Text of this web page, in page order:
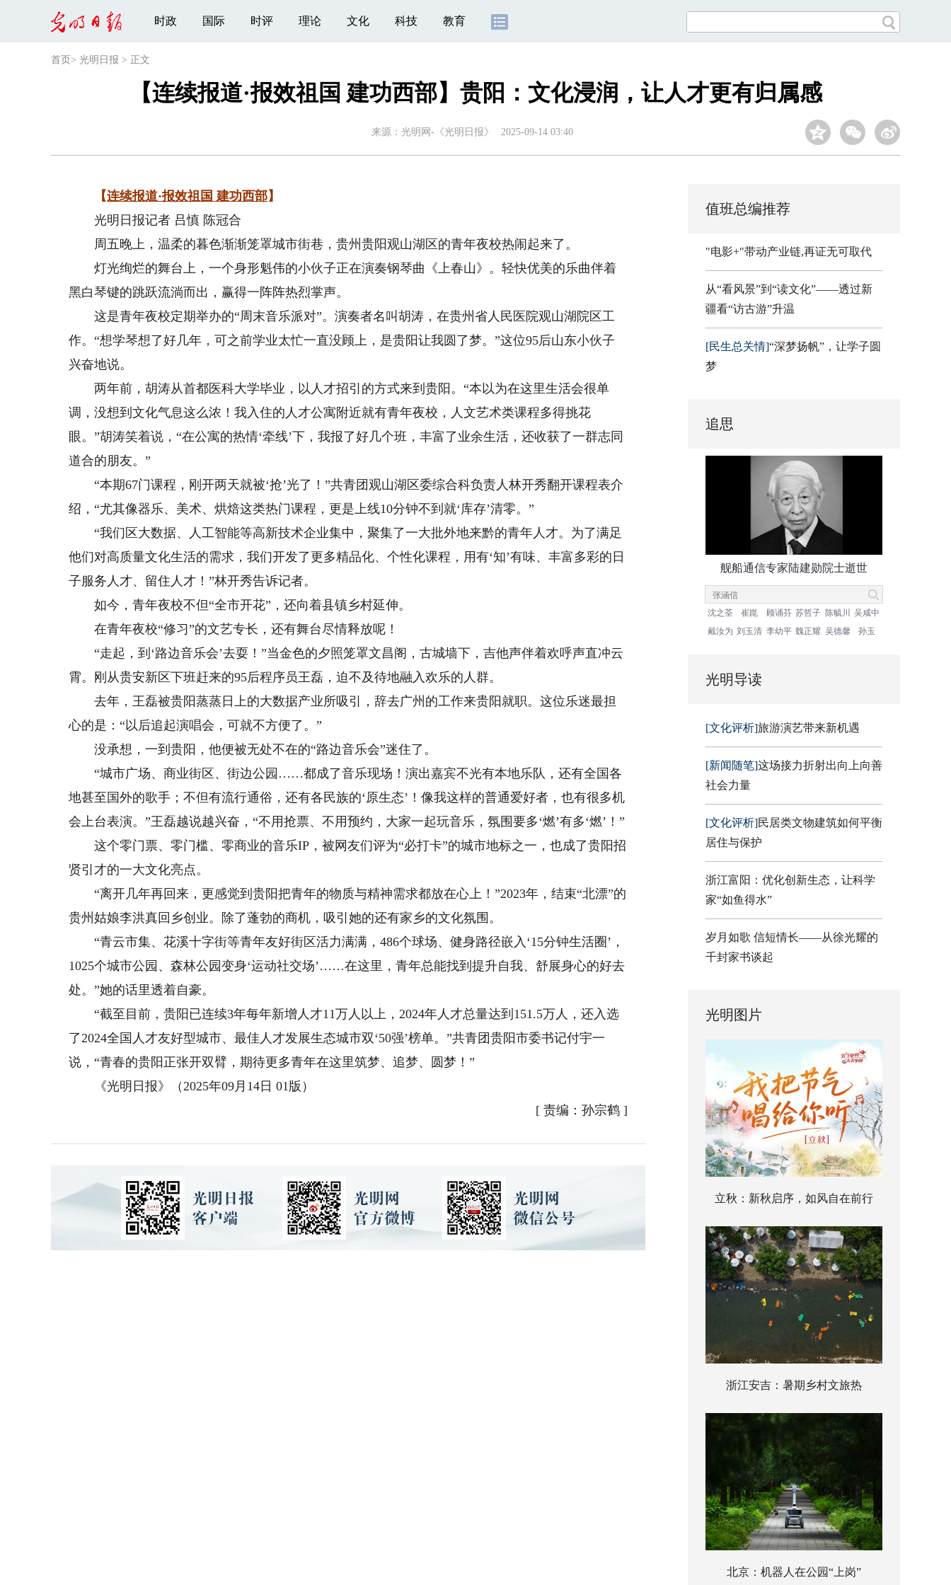
时政 国际 时评 理论 文化 科技 教育
首页 > 光明日报 > 正文
【连续报道·报效祖国 建功西部】贵阳：文化浸润，让人才更有归属感
来源： 光明网-《光明日报》 2025-09-14 03:40
【连续报道·报效祖国 建功西部】
光明日报记者 吕慎 陈冠合
周五晚上，温柔的暮色渐渐笼罩城市街巷，贵州贵阳观山湖区的青年夜校热闹起来了。
灯光绚烂的舞台上，一个身形魁伟的小伙子正在演奏钢琴曲《上春山》。轻快优美的乐曲伴着
黑白琴键的跳跃流淌而出，赢得一阵阵热烈掌声。
这是青年夜校定期举办的“周末音乐派对”。演奏者名叫胡涛，在贵州省人民医院观山湖院区工
作。“想学琴想了好几年，可之前学业太忙一直没顾上，是贵阳让我圆了梦。”这位95后山东小伙子
兴奋地说。
两年前，胡涛从首都医科大学毕业，以人才招引的方式来到贵阳。“本以为在这里生活会很单
调，没想到文化气息这么浓！我入住的人才公寓附近就有青年夜校，人文艺术类课程多得挑花
眼。”胡涛笑着说，“在公寓的热情‘牵线’下，我报了好几个班，丰富了业余生活，还收获了一群志同
道合的朋友。”
“本期67门课程，刚开两天就被‘抢’光了！”共青团观山湖区委综合科负责人林开秀翻开课程表介
绍，“尤其像器乐、美术、烘焙这类热门课程，更是上线10分钟不到就‘库存’清零。”
“我们区大数据、人工智能等高新技术企业集中，聚集了一大批外地来黔的青年人才。为了满足
他们对高质量文化生活的需求，我们开发了更多精品化、个性化课程，用有‘知’有味、丰富多彩的日
子服务人才、留住人才！”林开秀告诉记者。
如今，青年夜校不但“全市开花”，还向着县镇乡村延伸。
在青年夜校“修习”的文艺专长，还有舞台尽情释放呢！
“走起，到‘路边音乐会’去耍！”当金色的夕照笼罩文昌阁，古城墙下，吉他声伴着欢呼声直冲云
霄。刚从贵安新区下班赶来的95后程序员王磊，迫不及待地融入欢乐的人群。
去年，王磊被贵阳蒸蒸日上的大数据产业所吸引，辞去广州的工作来贵阳就职。这位乐迷最担
心的是：“以后追起演唱会，可就不方便了。”
没承想，一到贵阳，他便被无处不在的“路边音乐会”迷住了。
“城市广场、商业街区、街边公园……都成了音乐现场！演出嘉宾不光有本地乐队，还有全国各
地甚至国外的歌手；不但有流行通俗，还有各民族的‘原生态’！像我这样的普通爱好者，也有很多机
会上台表演。”王磊越说越兴奋，“不用抢票、不用预约，大家一起玩音乐，氛围要多‘燃’有多‘燃’！”
这个零门票、零门槛、零商业的音乐IP，被网友们评为“必打卡”的城市地标之一，也成了贵阳招
贤引才的一大文化亮点。
“离开几年再回来，更感觉到贵阳把青年的物质与精神需求都放在心上！”2023年，结束“北漂”的
贵州姑娘李洪真回乡创业。除了蓬勃的商机，吸引她的还有家乡的文化氛围。
“青云市集、花溪十字街等青年友好街区活力满满，486个球场、健身路径嵌入‘15分钟生活圈’，
1025个城市公园、森林公园变身‘运动社交场’……在这里，青年总能找到提升自我、舒展身心的好去
处。”她的话里透着自豪。
“截至目前，贵阳已连续3年每年新增人才11万人以上，2024年人才总量达到151.5万人，还入选
了2024全国人才友好型城市、最佳人才发展生态城市双‘50强’榜单。”共青团贵阳市委书记付宇一
说，“青春的贵阳正张开双臂，期待更多青年在这里筑梦、追梦、圆梦！”
《光明日报》（2025年09月14日 01版）
[ 责编：孙宗鹤]
值班总编推荐
"电影+"带动产业链,再证无可取代
从“看风景”到“读文化”——透过新
疆看“访古游”升温
[民生总关情]“深梦扬帆”，让学子圆
梦
追思
舰船通信专家陆建勋院士逝世
沈之荃 崔崑 顾诵芬 苏哲子 陈毓川
吴咸中
戴汝为 刘玉清 李幼平 魏正耀 吴德馨 孙玉
光明导读
[文化评析]旅游演艺带来新机遇
[新闻随笔]这场接力折射出向上向善
社会力量
[文化评析]民居类文物建筑如何平衡
居住与保护
浙江富阳：优化创新生态，让科学
家“如鱼得水”
岁月如歌 信短情长——从徐光耀的
千封家书谈起
光明图片
立秋：新秋启序，如风自在前行
浙江安吉：暑期乡村文旅热
北京：机器人在公园“上岗”